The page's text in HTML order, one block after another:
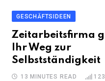
GESCHÄFTSIDEEN
Zeitarbeitsfirma
Ihr Weg zur
Selbstständigkeit
13 MINUTES READ